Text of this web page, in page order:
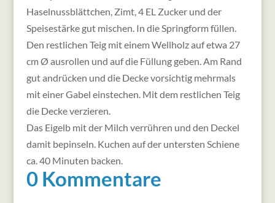
Haselnussblättchen, Zimt, 4 EL Zucker und der
Speisestärke gut mischen. In die Springform füllen.
Den restlichen Teig mit einem Wellholz auf etwa 27
cm Ø ausrollen und auf die Füllung geben. Am Rand
gut andrücken und die Decke vorsichtig mehrmals
mit einer Gabel einstechen. Mit dem restlichen Teig
die Decke verzieren.
Das Eigelb mit der Milch verrühren und den Deckel
damit bepinseln. Kuchen auf der untersten Schiene
ca. 40 Minuten backen.
0 Kommentare